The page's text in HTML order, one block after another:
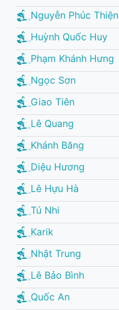
Nguyễn Phúc Thiện
Huỳnh Quốc Huy
Phạm Khánh Hưng
Ngọc Sơn
Giao Tiên
Lê Quang
Khánh Băng
Diệu Hương
Lê Hựu Hà
Tú Nhi
Karik
Nhật Trung
Lê Bảo Bình
Quốc An